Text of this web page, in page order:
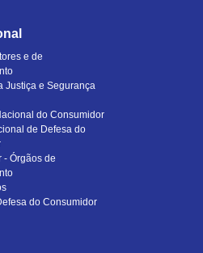
e de
Justiça e Segurança
do Consumidor
de Defesa do
- Órgãos de
do Consumidor